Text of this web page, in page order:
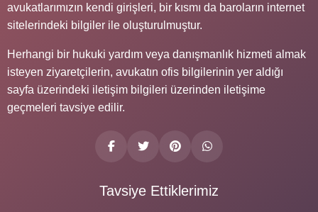
avukatlarımızın kendi girişleri, bir kısmı da baroların internet
sitelerindeki bilgiler ile oluşturulmuştur.
Herhangi bir hukuki yardım veya danışmanlık hizmeti almak
isteyen ziyaretçilerin, avukatın ofis bilgilerinin yer aldığı
sayfa üzerindeki iletişim bilgileri üzerinden iletişime
geçmeleri tavsiye edilir.
Tavsiye Ettiklerimiz